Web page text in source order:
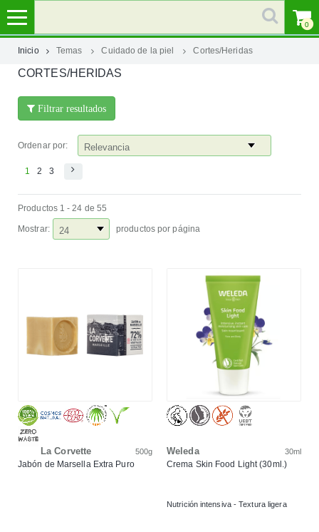
MI
CATEGORÍAS
AYUDA
0
Inicio Temas Cuidado de la piel Cortes/Heridas
CORTES/HERIDAS
Filtrar resultados
Ordenar por:
1 2 3
Productos 1 - 24 de 55
Mostrar: productos por página
La Corvette 500g
Jabón de Marsella Extra Puro
Weleda 30ml
Crema Skin Food Light (30ml.)
Nutrición intensiva - Textura ligera